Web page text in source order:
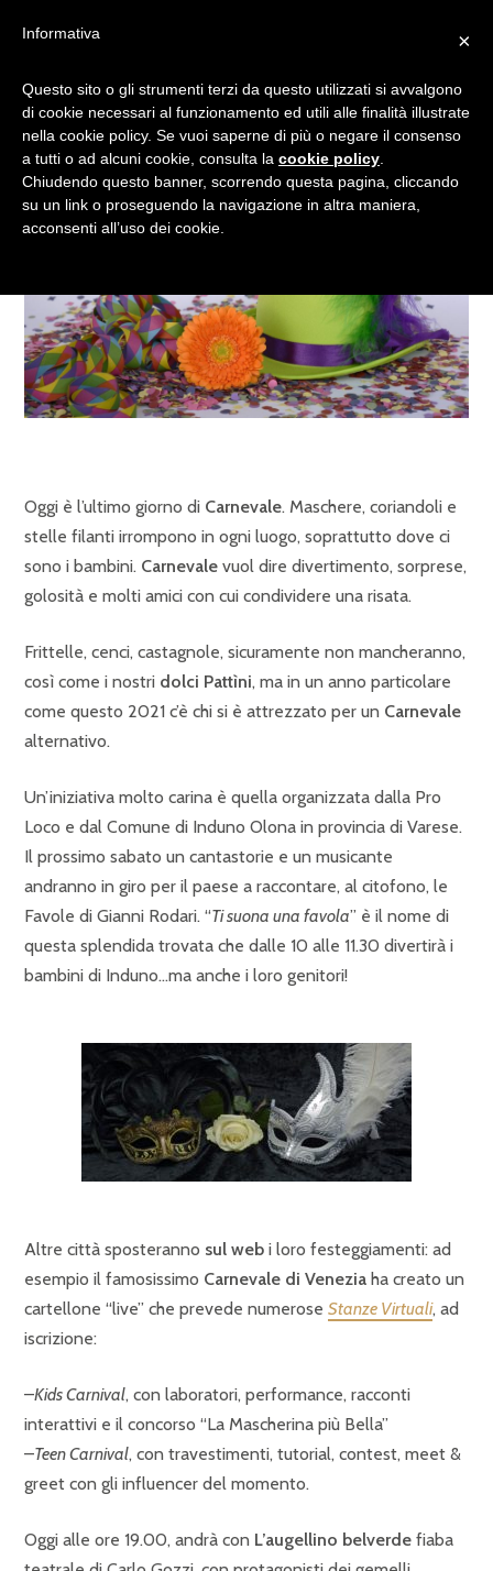
CARNEVALE ALTERNATIVO
Oggi è l’ultimo giorno di Carnevale. Maschere, coriandoli e
stelle filanti irrompono in ogni luogo, soprattutto dove ci
sono i bambini. Carnevale vuol dire divertimento, sorprese,
golosità e molti amici con cui condividere una risata.
Frittelle, cenci, castagnole, sicuramente non mancheranno,
così come i nostri dolci Pattìni, ma in un anno particolare
come questo 2021 c’è chi si è attrezzato per un Carnevale
alternativo.
Un’iniziativa molto carina è quella organizzata dalla Pro
Loco e dal Comune di Induno Olona in provincia di Varese.
Il prossimo sabato un cantastorie e un musicante
andranno in giro per il paese a raccontare, al citofono, le
Favole di Gianni Rodari. “Ti suona una favola” è il nome di
questa splendida trovata che dalle 10 alle 11.30 divertirà i
bambini di Induno…ma anche i loro genitori!
Altre città sposteranno sul web i loro festeggiamenti: ad
esempio il famosissimo Carnevale di Venezia ha creato un
cartellone “live” che prevede numerose Stanze Virtuali, ad
iscrizione:
–Kids Carnival, con laboratori, performance, racconti
interattivi e il concorso “La Mascherina più Bella”
–Teen Carnival, con travestimenti, tutorial, contest, meet &
greet con gli influencer del momento.
Oggi alle ore 19.00, andrà con L’augellino belverde fiaba
×
Informativa
Questo sito o gli strumenti terzi da questo utilizzati si avvalgono
di cookie necessari al funzionamento ed utili alle finalità illustrate
nella cookie policy. Se vuoi saperne di più o negare il consenso
a tutti o ad alcuni cookie, consulta la cookie policy
Chiudendo questo banner, scorrendo questa pagina, cliccando
su un link o proseguendo la navigazione in altra maniera,
acconsenti all’uso dei cookie.